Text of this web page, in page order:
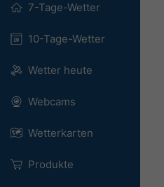
7-Tage-Wetter
10-Tage-Wetter
Wetter heute
Webcams
Wetterkarten
Produkte